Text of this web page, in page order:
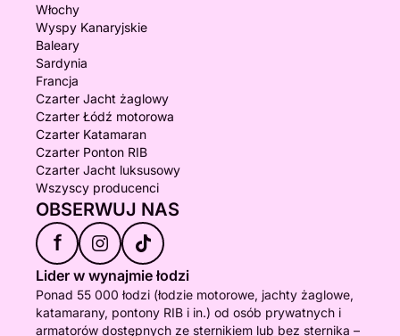
Włochy
Wyspy Kanaryjskie
Baleary
Sardynia
Francja
Czarter Jacht żaglowy
Czarter Łódź motorowa
Czarter Katamaran
Czarter Ponton RIB
Czarter Jacht luksusowy
Wszyscy producenci
OBSERWUJ NAS
f
Lider w wynajmie łodzi
Ponad 55 000 łodzi (łodzie motorowe, jachty żaglowe,
katamarany, pontony RIB i in.) od osób prywatnych i
armatorów dostępnych ze sternikiem lub bez sternika –